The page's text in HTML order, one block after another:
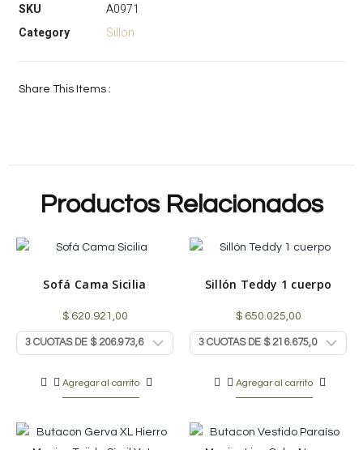
SKU
A0971
Category
Sillon
Share This Items :
Productos Relacionados
Sofá Cama Sicilia
$620.921,00
Agregar al carrito
Sillón Teddy 1 cuerpo
$650.025,00
Agregar al carrito